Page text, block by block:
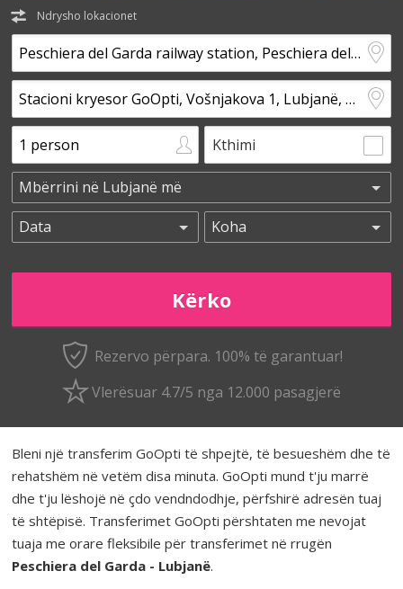
Ndrysho lokacionet
Kthimi
Rezervo përpara. 100% të garantuar!
Vlerësuar 4.7/5 nga 12.000 pasagjerë
Bleni një transferim GoOpti të shpejtë, të besueshëm dhe të
rehatshëm në vetëm disa minuta. GoOpti mund t'ju marrë
dhe t'ju lëshojë në çdo vendndodhje, përfshirë adresën tuaj
të shtëpisë. Transferimet GoOpti përshtaten me nevojat
tuaja me orare fleksibile për transferimet në rrugën
Peschiera del Garda - Lubjanë.